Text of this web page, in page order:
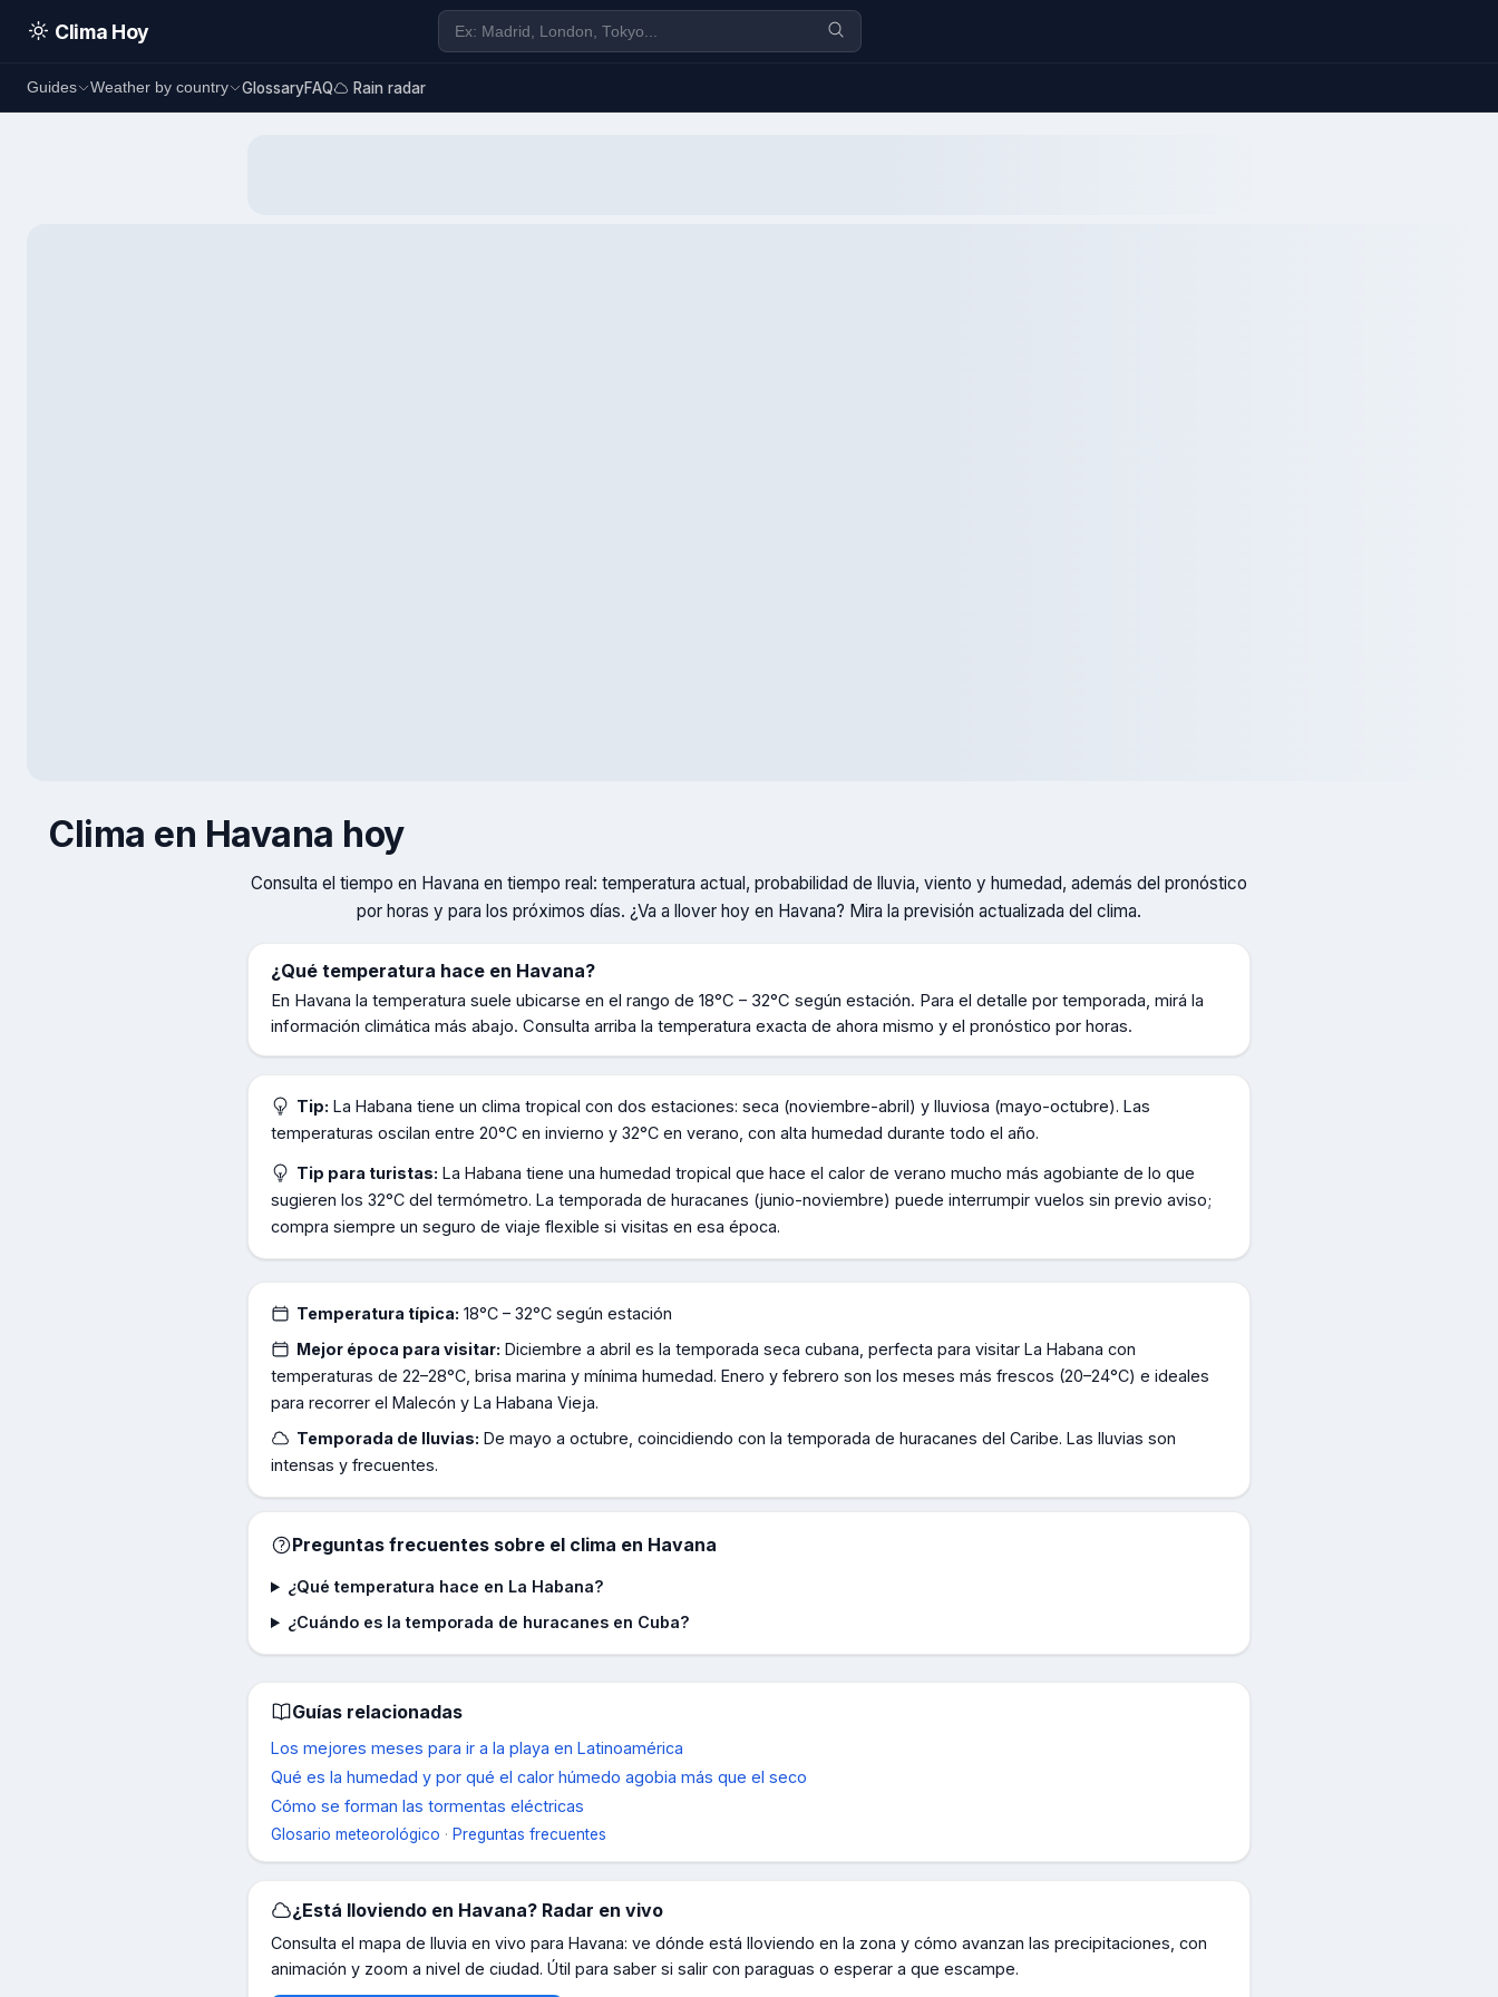
Clima Hoy
Guides Weather by country GlossaryFAQ Rain radar
Clima en Havana hoy
Consulta el tiempo en Havana en tiempo real: temperatura actual, probabilidad de lluvia, viento y humedad, además del pronóstico
por horas y para los próximos días. ¿Va a llover hoy en Havana? Mira la previsión actualizada del clima.
¿Qué temperatura hace en Havana?
En Havana la temperatura suele ubicarse en el rango de 18°C – 32°C según estación. Para el detalle por temporada, mirá la
información climática más abajo. Consulta arriba la temperatura exacta de ahora mismo y el pronóstico por horas.
Tip: La Habana tiene un clima tropical con dos estaciones: seca (noviembre-abril) y lluviosa (mayo-octubre). Las
temperaturas oscilan entre 20°C en invierno y 32°C en verano, con alta humedad durante todo el año.
Tip para turistas: La Habana tiene una humedad tropical que hace el calor de verano mucho más agobiante de lo que
sugieren los 32°C del termómetro. La temporada de huracanes (junio-noviembre) puede interrumpir vuelos sin previo aviso;
compra siempre un seguro de viaje flexible si visitas en esa época.
Temperatura típica: 18°C – 32°C según estación
Mejor época para visitar: Diciembre a abril es la temporada seca cubana, perfecta para visitar La Habana con
temperaturas de 22–28°C, brisa marina y mínima humedad. Enero y febrero son los meses más frescos (20–24°C) e ideales
para recorrer el Malecón y La Habana Vieja.
Temporada de lluvias: De mayo a octubre, coincidiendo con la temporada de huracanes del Caribe. Las lluvias son
intensas y frecuentes.
Preguntas frecuentes sobre el clima en Havana
¿Qué temperatura hace en La Habana?
¿Cuándo es la temporada de huracanes en Cuba?
Guías relacionadas
Los mejores meses para ir a la playa en Latinoamérica
Qué es la humedad y por qué el calor húmedo agobia más que el seco
Cómo se forman las tormentas eléctricas
Glosario meteorológico · Preguntas frecuentes
¿Está lloviendo en Havana? Radar en vivo
Consulta el mapa de lluvia en vivo para Havana: ve dónde está lloviendo en la zona y cómo avanzan las precipitaciones, con
animación y zoom a nivel de ciudad. Útil para saber si salir con paraguas o esperar a que escampe.